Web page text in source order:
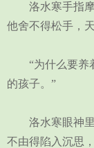
洛水寒手指摩
他舍不得松手，
“为什么要养着
的孩子。”
洛水寒眼神里
不由得陷入沉思